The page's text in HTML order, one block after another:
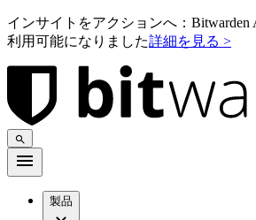
インサイトをアクションへ：Bitwarden
利用可能になりました詳細を見る >
製品